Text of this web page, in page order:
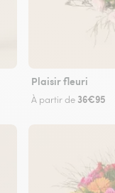
Plaisir fleuri
À partir de 36€95